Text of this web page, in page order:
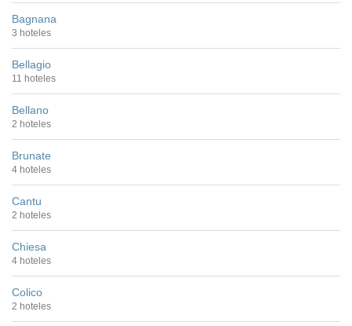
Bagnana
3 hoteles
Bellagio
11 hoteles
Bellano
2 hoteles
Brunate
4 hoteles
Cantu
2 hoteles
Chiesa
4 hoteles
Colico
2 hoteles